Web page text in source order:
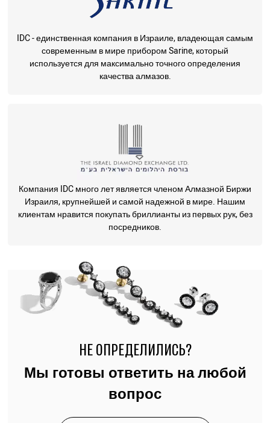
IDC - единственная компания в Израиле, владеющая самым
современным в мире прибором Sarine, который
используется для максимально точного определения
качества алмазов.
Компания IDC много лет является членом Алмазной Биржи
Израиля, крупнейшей и самой надежной в мире. Нашим
клиентам нравится покупать бриллианты из первых рук, без
посредников.
НЕ ОПРЕДЕЛИЛИСЬ?
Мы готовы ответить на любой
вопрос